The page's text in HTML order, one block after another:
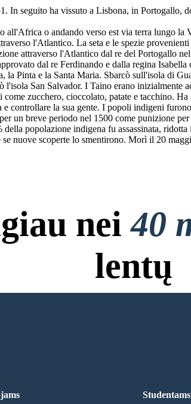
In seguito ha vissuto a Lisbona, in Portogallo,
o andando verso est via terra lungo la
l'Atlantico. La seta e le spezie
attraverso l'Atlantico dal re del Portogallo
dal re Ferdinando e dalla regina Isabella
Pinta e la Santa Maria. Sbarcò sull'isola di
l'isola San Salvador. I Taino erano inizialmente
zucchero, cioccolato, patate e tacchino.
controllare la sua gente. I popoli indigeni
un breve periodo nel 1500 come punizione per
popolazione indigena fu assassinata,
nuove scoperte lo smentirono. Morì il 20
nei40
lentų
Nereikia Kredito
Studentams